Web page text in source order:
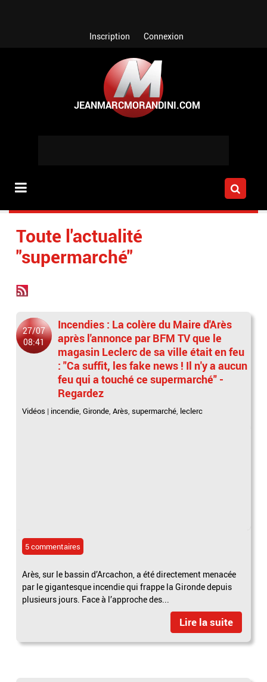
Inscription Connexion
Toute l'actualité
"supermarché"
27/07
08:41
Incendies : La colère du Maire d'Arès
après l'annonce par BFM TV que le
magasin Leclerc de sa ville était en feu
: "Ca suffit, les fake news ! Il n'y a aucun
feu qui a touché ce supermarché" -
Regardez
Vidéos | incendie,Gironde,Arès,supermarché, leclerc
5 commentaires
Arès, sur le bassin d’Arcachon, a été directement menacée
par le gigantesque incendie qui frappe la Gironde depuis
plusieurs jours. Face à l’approche des...
Lire la suite